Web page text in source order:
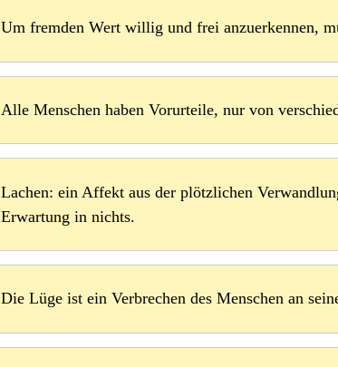
Um fremden Wert willig und frei anzuerkennen,
Alle Menschen haben Vorurteile, nur von
Lachen: ein Affekt aus der plötzlichen
Erwartung in nichts.
Die Lüge ist ein Verbrechen des Menschen an